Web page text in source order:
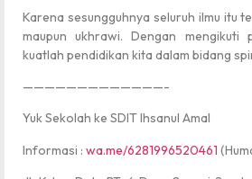
Karena sesungguhnya seluruh ilmu itu
maupun ukhrawi. Dengan mengikuti
kuatlah pendidikan kita dalam bidang
—————————————-
Yuk Sekolah ke SDIT Ihsanul Amal
Informasi : wa.me/6281996520461